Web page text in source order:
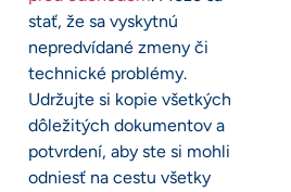
stať, že sa vyskytnú
nepredvídané zmeny či
technické problémy.
Udržujte si kopie všetkých
dôležitých dokumentov a
potvrdení, aby ste si mohli
odniesť na cestu všetky